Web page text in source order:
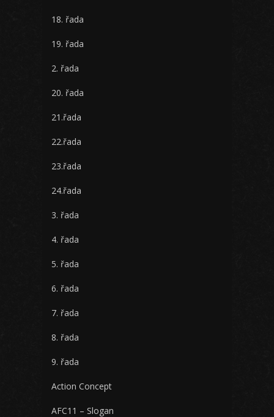
18. řada
19. řada
2. řada
20. řada
21.řada
22.řada
23.řada
24.řada
3. řada
4. řada
5. řada
6. řada
7. řada
8. řada
9. řada
Action Concept
AFC11 – Slogan